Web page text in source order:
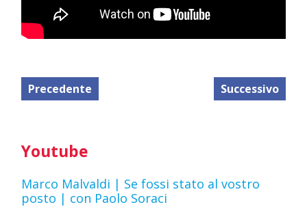
Precedente Successivo
Youtube
Marco Malvaldi | Se fossi stato al vostro
posto | con Paolo Soraci